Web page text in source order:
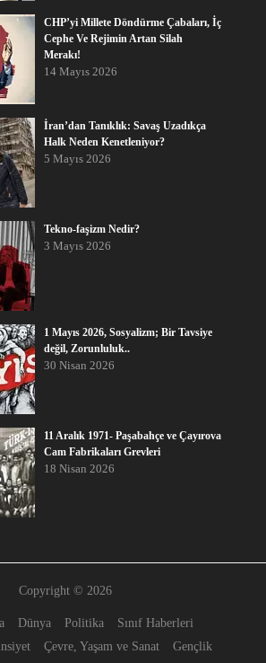
CHP’yi Millete Döndürme Çabaları, İç
Cephe Ve Rejimin Artan Silah
Merakı!
14 Mayıs 2026
İran’dan Tanıklık: Savaş Uzadıkça
Halk Neden Kenetleniyor?
5 Mayıs 2026
Tekno-faşizm Nedir?
3 Mayıs 2026
1 Mayıs 2026, Sosyalizm; Bir Tavsiye
değil, Zorunluluk..
30 Nisan 2026
11 Aralık 1971- Paşabahçe ve Çayırova
Cam Fabrikaları Grevleri
18 Nisan 2026
Copyright © 2026
Dünya Politika
Sınıf Haberleri
Çevre, Yaşam ve Sanat Gençlik